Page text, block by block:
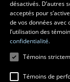
Composer le418
désactivés. D’autres
acceptés pour
de vos données avec
l’utilisation des
confidentialité.
Témoins
Témoins de